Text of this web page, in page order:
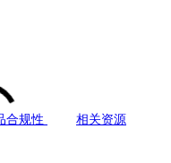
合规性
相关资源